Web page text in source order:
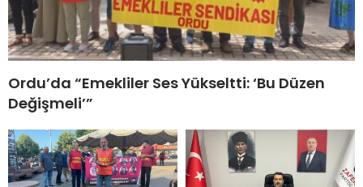
Ordu’da “Emekliler Ses Yükseltti: ‘Bu Düzen
Değişmeli’”